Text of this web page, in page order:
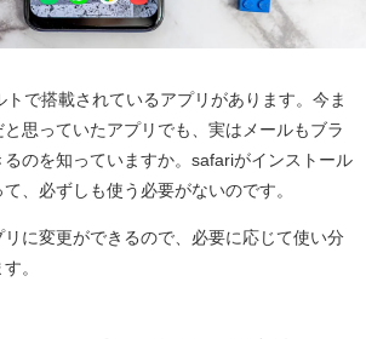
トで搭載されているアプリがあります。今ま
思っていたアプリでも、実はメールもブラ
のを知っていますか。safariがインストール
、必ずしも使う必要がないのです。
リに変更ができるので、必要に応じて使い分
。